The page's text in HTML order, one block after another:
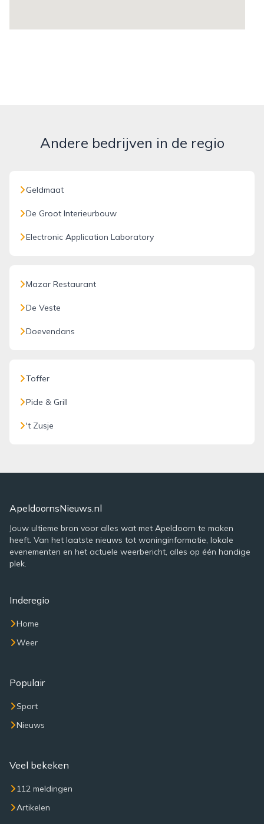
Andere bedrijven in de regio
Geldmaat
De Groot Interieurbouw
Electronic Application Laboratory
Mazar Restaurant
De Veste
Doevendans
Toffer
Pide & Grill
't Zusje
ApeldoornsNieuws.nl
Jouw ultieme bron voor alles wat met Apeldoorn te maken
heeft. Van het laatste nieuws tot woninginformatie, lokale
evenementen en het actuele weerbericht, alles op één handige
plek.
Inderegio
Home
Weer
Populair
Sport
Nieuws
Veel bekeken
112 meldingen
Artikelen